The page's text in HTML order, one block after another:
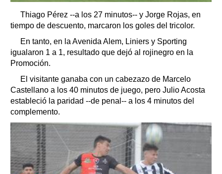
Thiago Pérez --a los 27 minutos-- y Jorge Rojas, en
tiempo de descuento, marcaron los goles del tricolor.
En tanto, en la Avenida Alem, Liniers y Sporting
igualaron 1 a 1, resultado que dejó al rojinegro en la
Promoción.
El visitante ganaba con un cabezazo de Marcelo
Castellano a los 40 minutos de juego, pero Julio Acosta
estableció la paridad --de penal-- a los 4 minutos del
complemento.